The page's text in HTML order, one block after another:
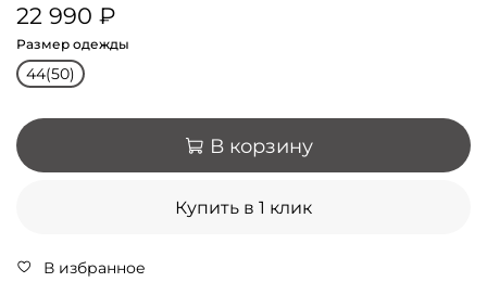
22 990 ₽
Размер одежды
44(50)
В корзину
Купить в 1 клик
В избранное